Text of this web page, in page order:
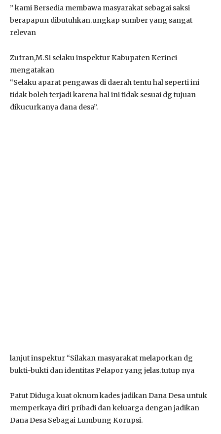
” kami Bersedia membawa masyarakat sebagai saksi
berapapun dibutuhkan.ungkap sumber yang sangat
relevan
Zufran,M.Si selaku inspektur Kabupaten Kerinci
mengatakan
“Selaku aparat pengawas di daerah tentu hal seperti ini
tidak boleh terjadi karena hal ini tidak sesuai dg tujuan
dikucurkanya dana desa”.
lanjut inspektur “Silakan masyarakat melaporkan dg
bukti-bukti dan identitas Pelapor yang jelas.tutup nya
Patut Diduga kuat oknum kades jadikan Dana Desa untuk
memperkaya diri pribadi dan keluarga dengan jadikan
Dana Desa Sebagai Lumbung Korupsi.